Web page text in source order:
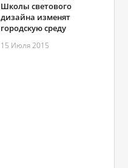
Школы светового
дизайна изменят
городскую среду
15 Июля 2015